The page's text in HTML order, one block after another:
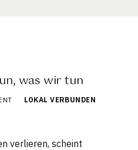
was wir tun
LOKAL VERBUNDEN
verlieren, scheint